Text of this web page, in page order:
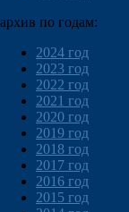
архив по годам:
2024 год
2023 год
2022 год
2021 год
2020 год
2019 год
2018 год
2017 год
2016 год
2015 год